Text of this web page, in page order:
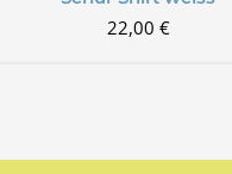
22,00 €